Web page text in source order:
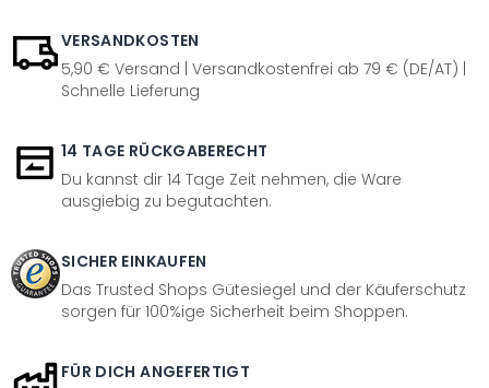
VERSANDKOSTEN
5,90 € Versand | Versandkostenfrei ab 79 € (DE/AT) |
Schnelle Lieferung
14 TAGE RÜCKGABERECHT
Du kannst dir 14 Tage Zeit nehmen, die Ware
ausgiebig zu begutachten.
SICHER EINKAUFEN
Das Trusted Shops Gütesiegel und der Käuferschutz
sorgen für 100%ige Sicherheit beim Shoppen.
FÜR DICH ANGEFERTIGT